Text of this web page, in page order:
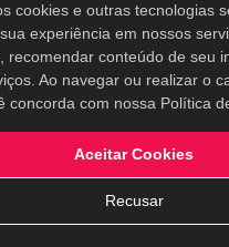
WANDERSON
cookies e outras tecnologias
experiência em nossos
recomendar conteúdo de seu
Ao navegar ou realizar o
concorda com nossa Política
Recusar
Aceitar Cookies